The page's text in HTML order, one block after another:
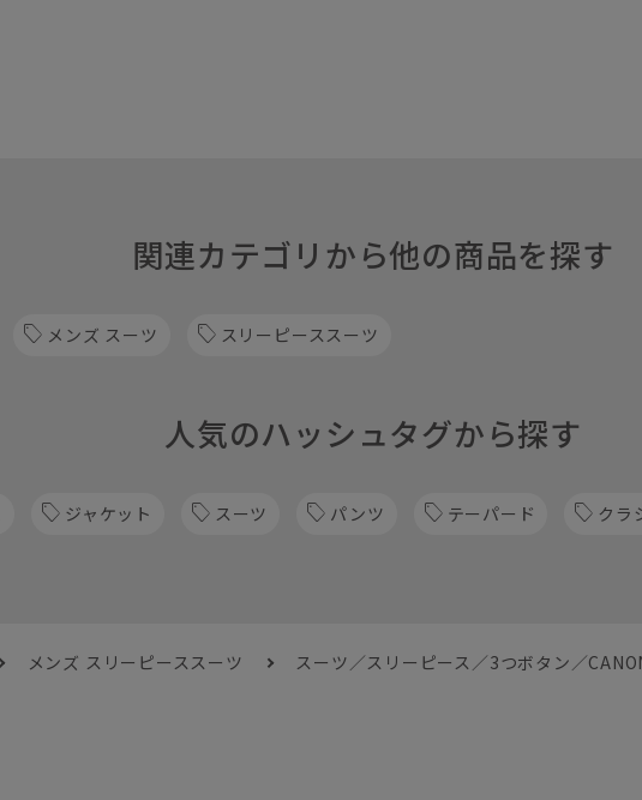
関連カテゴリから他の商品を探す
メンズ スーツ スリーピーススーツ
人気のハッシュタグから探す
ジャケット スーツ パンツ テーパード クラ
メンズ スリーピーススーツ スーツ／スリーピース／3つボタン／